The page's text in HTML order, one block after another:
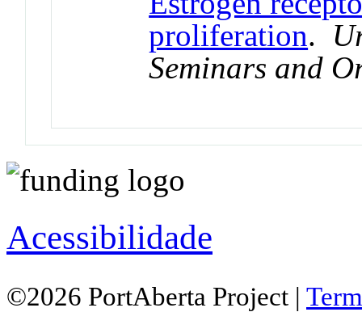
proliferation.
Seminars and
Acessibilidade
©2026 PortAberta Project |